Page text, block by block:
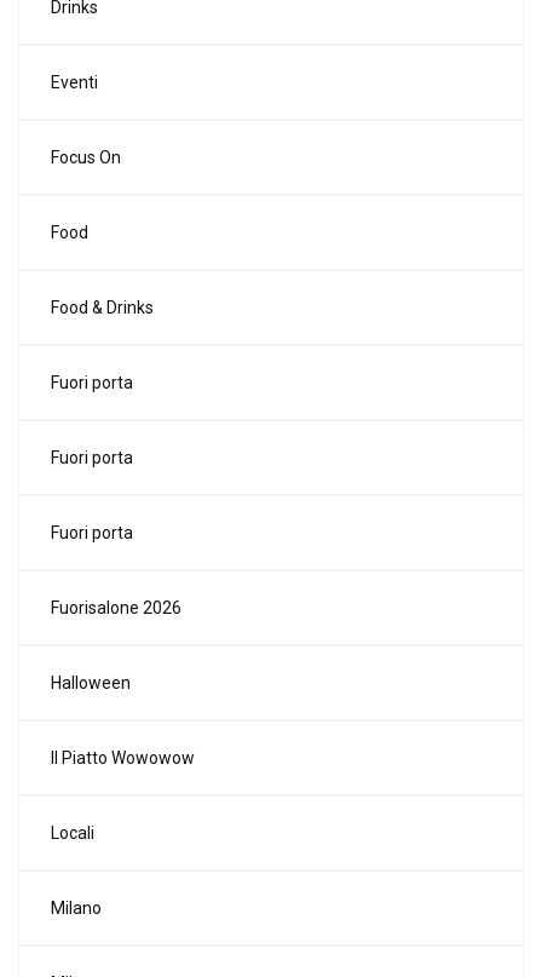
Drinks
Eventi
Focus On
Food
Food & Drinks
Fuori porta
Fuori porta
Fuori porta
Fuorisalone 2026
Halloween
Il Piatto Wowowow
Locali
Milano